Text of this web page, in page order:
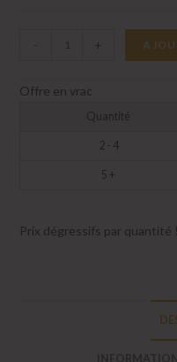
Croquettes
- +
Offre en vrac
Quantité
2 - 4
5 +
Prix dégressifs par quantité !